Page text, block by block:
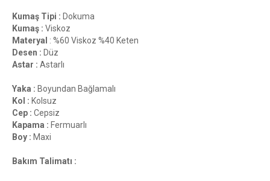
Kumaş Tipi : Dokuma
Kumaş : Viskoz
Materyal : %60 Viskoz %40 Keten
Desen : Düz
Astar : Astarlı
Yaka : Boyundan Bağlamalı
Kol : Kolsuz
Cep : Cepsiz
Kapama : Fermuarlı
Boy : Maxi
Bakım Talimatı :